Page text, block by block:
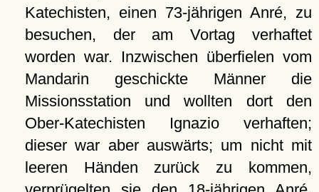
Katechisten, einen 73-jährigen Anré, zu
besuchen, der am Vortag verhaftet
worden war. Inzwischen überfielen vom
Mandarin geschickte Männer die
Missionsstation und wollten dort den
Ober-Katechisten Ignazio verhaften;
dieser war aber auswärts; um nicht mit
leeren Händen zurück zu kommen,